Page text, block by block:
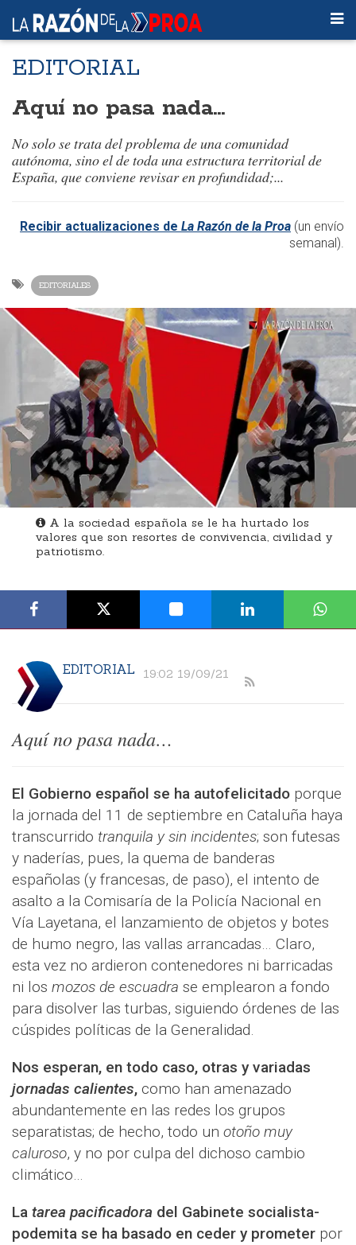
EDITORIAL
Aquí no pasa nada…
No solo se trata del problema de una comunidad
autónoma, sino el de toda una estructura territorial de
España, que conviene revisar en profundidad;...
Recibir actualizaciones de La Razón de la Proa (un envío
semanal).
EDITORIALES
A la sociedad española se le ha hurtado los
valores que son resortes de convivencia, civilidad y
patriotismo.
EDITORIAL 19:02 19/09/21
Aquí no pasa nada…
El Gobierno español se ha autofelicitado porque
la jornada del 11 de septiembre en Cataluña haya
transcurrido tranquila y sin incidentes; son futesas
y naderías, pues, la quema de banderas
españolas (y francesas, de paso), el intento de
asalto a la Comisaría de la Policía Nacional en
Vía Layetana, el lanzamiento de objetos y botes
de humo negro, las vallas arrancadas… Claro,
esta vez no ardieron contenedores ni barricadas
ni los mozos de escuadra se emplearon a fondo
para disolver las turbas, siguiendo órdenes de las
cúspides políticas de la Generalidad.
Nos esperan, en todo caso, otras y variadas
jornadas calientes, como han amenazado
abundantemente en las redes los grupos
separatistas; de hecho, todo un otoño muy
caluroso, y no por culpa del dichoso cambio
climático…
La tarea pacificadora del Gabinete socialista-
podemita se ha basado en ceder y prometer por